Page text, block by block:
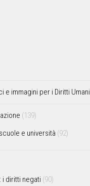
e immagini per i Diritti Umani
(139)
e università (92)
i diritti negati (90)